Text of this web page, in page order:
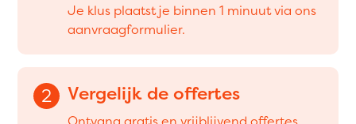
Je klus plaatst je binnen 1 minuut via ons
aanvraagformulier.
2 Vergelijk de offertes